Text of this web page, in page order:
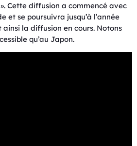
Cette diffusion a commencé avec
et se poursuivra jusqu’à l’année
la diffusion en cours. Notons
qu’au Japon.